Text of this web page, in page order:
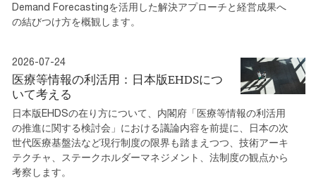
Demand Forecastingを活用した解決アプローチと経営成果へ
の結びつけ方を概観します。
2026-07-24
医療等情報の利活用：日本版EHDSにつ
いて考える
日本版EHDSの在り方について、内閣府「医療等情報の利活用
の推進に関する検討会」における議論内容を前提に、日本の次
世代医療基盤法など現行制度の限界も踏まえつつ、技術アーキ
テクチャ、ステークホルダーマネジメント、法制度の観点から
考察します。